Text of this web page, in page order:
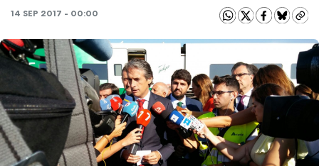
14 SEP 2017 - 00:00